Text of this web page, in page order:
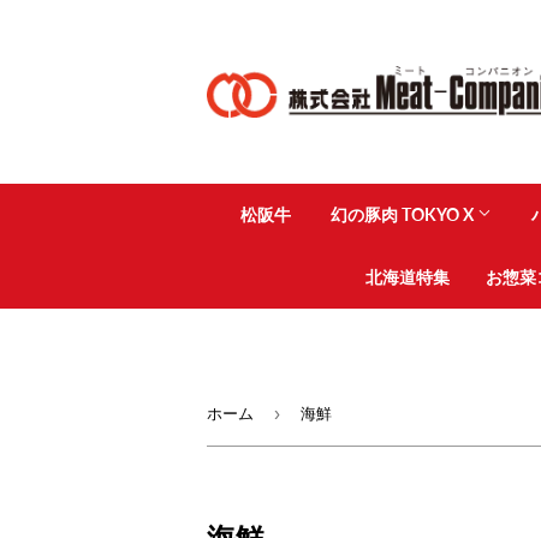
松阪牛 幻の豚肉 TOKYO X
北海道特集 お惣
ホーム › 海鮮